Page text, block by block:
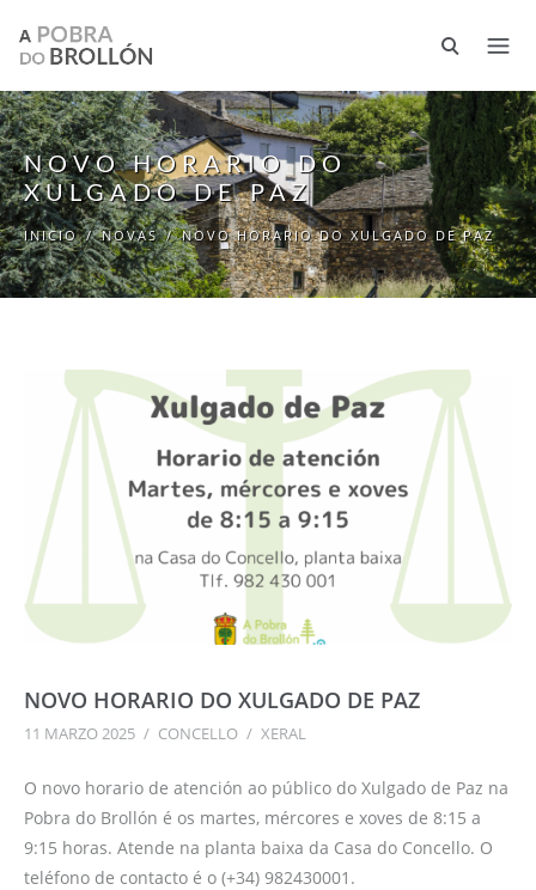
NOVO HORARIO DO
XULGADO DE PAZ
INICIO / NOVAS / NOVO HORARIO DO XULGADO DE PAZ
NOVO HORARIO DO XULGADO DE PAZ
11 MARZO 2025 / CONCELLO / XERAL
O novo horario de atención ao público do Xulgado de Paz na
Pobra do Brollón é os martes, mércores e xoves de 8:15 a
9:15 horas. Atende na planta baixa da Casa do Concello. O
teléfono de contacto é o (+34) 982430001.